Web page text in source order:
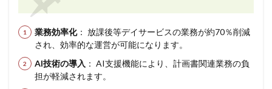
業務効率化： 放課後等デイサービスの業務が約70％削減
され、効率的な運営が可能になります。
AI技術の導入 ： AI支援機能により、計画書関連業務の負
担が軽減されます。